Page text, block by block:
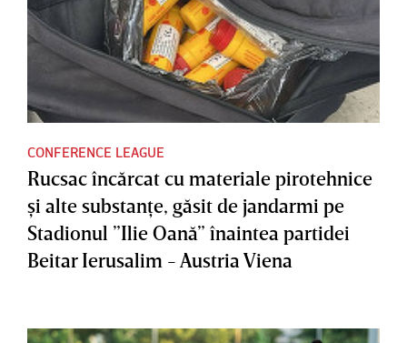
CONFERENCE LEAGUE
Rucsac încărcat cu materiale pirotehnice
şi alte substanţe, găsit de jandarmi pe
Stadionul ”Ilie Oană” înaintea partidei
Beitar Ierusalim - Austria Viena